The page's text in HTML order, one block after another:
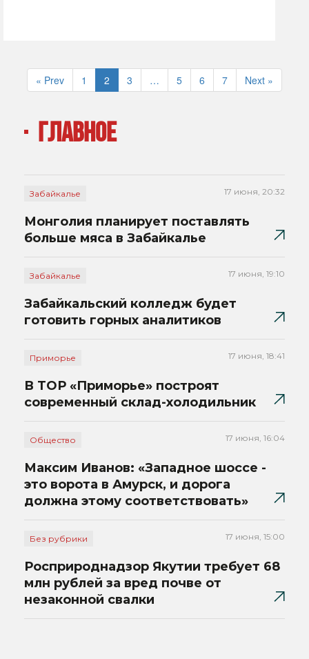
« Prev 1 2 3 … 5 6 7 Next »
ГЛАВНОЕ
Забайкалье 17 июня, 20:32
Монголия планирует поставлять
больше мяса в Забайкалье
Забайкалье 17 июня, 19:10
Забайкальский колледж будет
готовить горных аналитиков
Приморье 17 июня, 18:41
В ТОР «Приморье» построят
современный склад-холодильник
Общество 17 июня, 16:04
Максим Иванов: «Западное шоссе -
это ворота в Амурск, и дорога
должна этому соответствовать»
Без рубрики 17 июня, 15:00
Росприроднадзор Якутии требует 68
млн рублей за вред почве от
незаконной свалки